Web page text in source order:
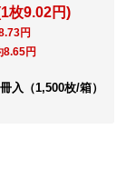
枚9.02円)
円
8.65円
入（1,500枚/箱）